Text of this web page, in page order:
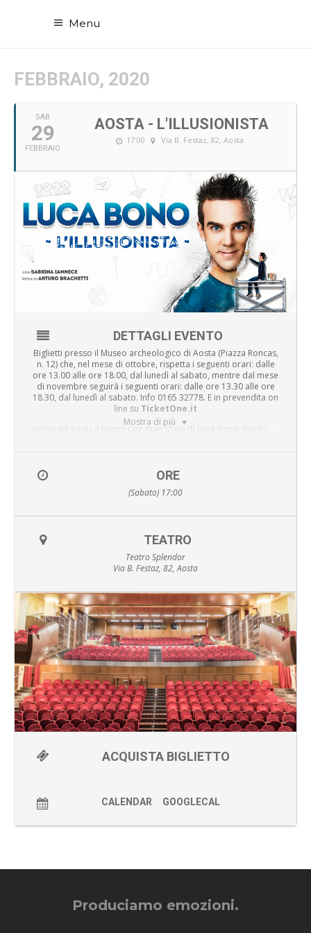
Menu
FEBBRAIO, 2020
SAB
29
FEBBRAIO
AOSTA - L'ILLUSIONISTA
17:00 Via B. Festaz, 82, Aosta
Mostra di più
DETTAGLI EVENTO
Biglietti presso il Museo archeologico di Aosta (Piazza Roncas,
n. 12) che, nel mese di ottobre, rispetta i seguenti orari: dalle
ore 13.00 alle ore 18.00, dal lunedì al sabato, mentre dal mese
di novembre seguirà i seguenti orari: dalle ore 13.30 alle ore
18.30, dal lunedì al sabato. Info 0165 32778. E in prevendita on
line su TicketOne.it
Arriva ad Aosta il primo one man show di Luca Bono diretto
soprattutto un ragazzo normale in grado di fare cose
eccezionali. All’apertura del sipario le arti magiche
trasformeranno la sua normalità in una grande dimostrazione
racconta la sua storia di ex corridore di go kart che a seguito
al mondo magico scoprendo un universo artistico e culturale
impensato. Ma non si tratta di uno show di sole illusioni, bensì
di un lavoro teatrale autobiografico con un messaggio forte:
mai smettere di inseguire i propri sogni, allenamento,
ostacoli e far realizzare anche i desideri più impensabili.
Al suo fiancoSabrina Iannece, artista ed assistente che da
sei anni lavora al fianco di Luca Bono e che in questo
spettacolo è co-protagonista.
Uno spettacolo unico che emoziona gli adulti e allo stesso
tempo coinvolge e diverte i più giovani, che si lasceranno
trasportare in un mondo di illusione, poesia e divertimento in
cui sarà davvero difficile distinguere i confini tra realtà e
apparenza.
Le anteprime natalizie dello spettacolo hanno registrato a
Torino23 sold outconsecutivi e oltre6500 presenzecon
pubblico (oltre 16.000 spettatori hanno già assistito allo
ORE
(Sabato) 17:00
TEATRO
Teatro Splendor
Via B. Festaz, 82, Aosta
ACQUISTA BIGLIETTO
CALENDAR GOOGLECAL
Produciamo emozioni.